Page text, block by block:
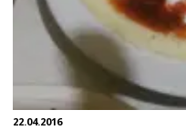
22.04.2016